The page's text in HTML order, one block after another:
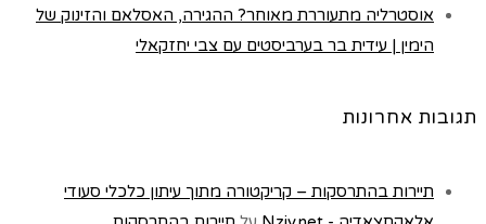
אוסטרליה מתעוררת מאוחר? ההגירה, האסלאם והזינוק של
הימין | עידית בר בערביסטים עם צבי יחזקאלי
תגובות אחרונות
תיירות בהתרסקות – קריקטורה מתוך עיתון כלכלי סעודי